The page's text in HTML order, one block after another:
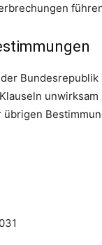
Bundesrepublik